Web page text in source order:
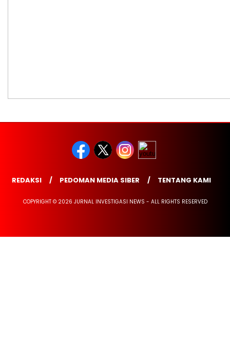
REDAKSI PEDOMAN MEDIA SIBER TENTANG KAMI
COPYRIGHT © 2026 JURNAL INVESTIGASI NEWS - ALL RIGHTS RESERVED